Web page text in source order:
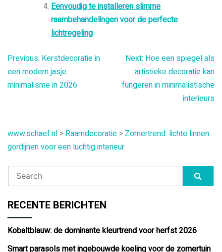
Eenvoudig te installeren slimme
raambehandelingen voor de perfecte
lichtregeling
Bericht
navigatie
Previous: Kerstdecoratie in
een modern jasje:
minimalisme in 2026
Next: Hoe een spiegel als
artistieke decoratie kan
fungeren in minimalistische
interieurs
www.schaef.nl > Raamdecoratie > Zomertrend: lichte linnen
gordijnen voor een luchtig interieur
RECENTE BERICHTEN
Kobaltblauw: de dominante kleurtrend voor herfst 2026
Smart parasols met ingebouwde koeling voor de zomertuin